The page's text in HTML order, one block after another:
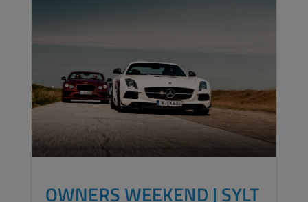
OWNERS WEEKEND | SYLT